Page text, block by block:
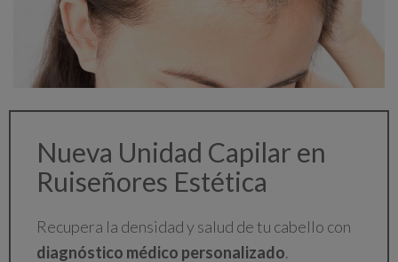
Nueva Unidad Capilar en
Ruiseñores Estética
Recupera la densidad y salud de tu cabello con
diagnóstico médico personalizado.